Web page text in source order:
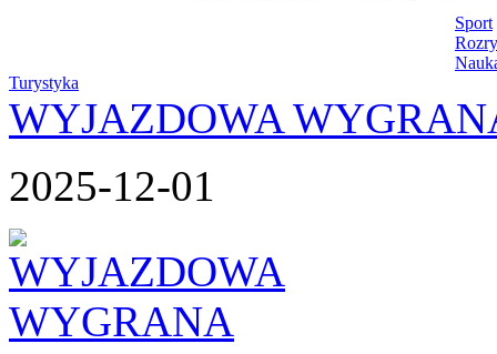
Sport
Turystyka
WYJAZDOWA
2025-12-01